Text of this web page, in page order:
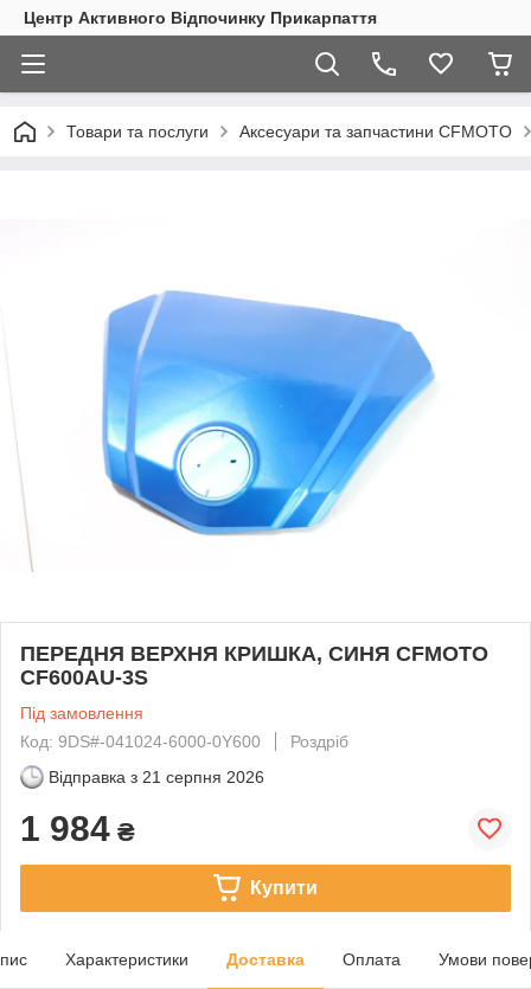
Центр Активного Відпочинку Прикарпаття
Товари та послуги Аксесуари та запчастини CFMOTO
ПЕРЕДНЯ ВЕРХНЯ КРИШКА, СИНЯ CFMOTO
CF600AU-3S
Під замовлення
Код: 9DS#-041024-6000-0Y600
Роздріб
Відправка з 21 серпня 2026
1 984 ₴
Купити
Характеристики Доставка Оплата Умови